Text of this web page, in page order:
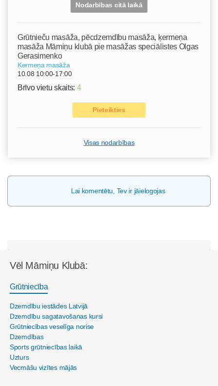
Nodarbības citā laikā
Grūtnieču masāža, pēcdzemdību masāža, ķermeņa
masāža Māmiņu klubā pie masāžas speciālistes Olgas
Gerasimenko
Ķermeņa masāža
10.08 10:00-17:00
Brīvo vietu skaits: 4
Pieteikties
Visas nodarbības
Lai komentētu, Tev ir jāielogojas
Vēl Māmiņu Klubā:
Grūtniecība
Dzemdību iestādes Latvijā
Dzemdību sagatavošanas kursi
Grūtniecības veselīga norise
Dzemdības
Sports grūtniecības laikā
Uzturs
Vecmāšu vizītes mājās